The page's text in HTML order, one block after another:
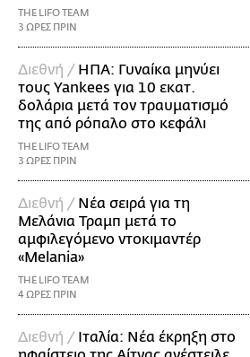
THE LIFO TEAM
3 ΩΡΕΣ ΠΡΙΝ
Διεθνή / ΗΠΑ: Γυναίκα μηνύει
τους Yankees για 10 εκατ.
δολάρια μετά τον τραυματισμό
της από ρόπαλο στο κεφάλι
THE LIFO TEAM
3 ΩΡΕΣ ΠΡΙΝ
Διεθνή / Νέα σειρά για τη
Μελάνια Τραμπ μετά το
αμφιλεγόμενο ντοκιμαντέρ
«Melania»
THE LIFO TEAM
4 ΩΡΕΣ ΠΡΙΝ
Διεθνή / Ιταλία: Νέα έκρηξη στο